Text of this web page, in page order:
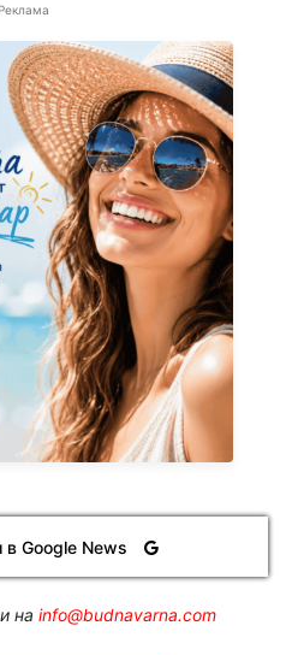
Реклама
в Google News
на info@budnavarna.com